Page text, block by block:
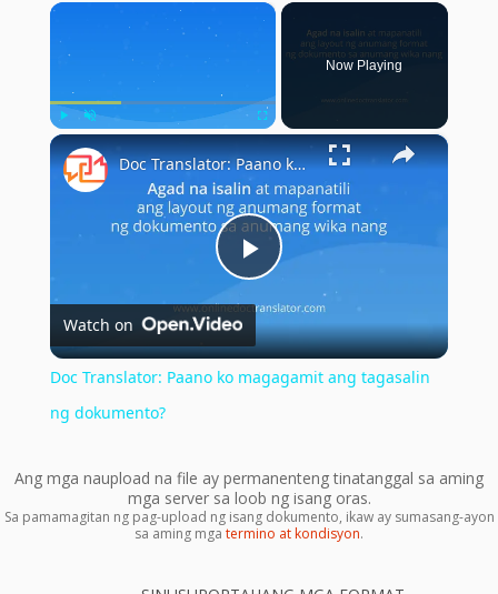
×
Play Unmute Fullscreen
Now Playing
×
Play
Video
Doc Translator: Paano ko magagamit ang tagasalin ng dokumento?
Watch on
Doc Translator: Paano ko magagamit ang tagasalin
ng dokumento?
Ang mga naupload na file ay permanenteng tinatanggal sa aming
mga server sa loob ng isang oras.
Sa pamamagitan ng pag-upload ng isang dokumento, ikaw ay sumasang-ayon
sa aming mga termino at kondisyon.